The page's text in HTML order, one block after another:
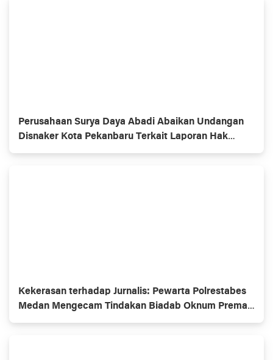
Perusahaan Surya Daya Abadi Abaikan Undangan
Disnaker Kota Pekanbaru Terkait Laporan Hak
Buruh
Kekerasan terhadap Jurnalis: Pewarta Polrestabes
Medan Mengecam Tindakan Biadab Oknum Preman
Berkedok OKP